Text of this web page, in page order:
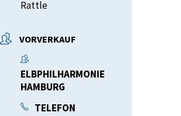
Rattle
VORVERKAUF
ELBPHILHARMONIE
HAMBURG
TELEFON